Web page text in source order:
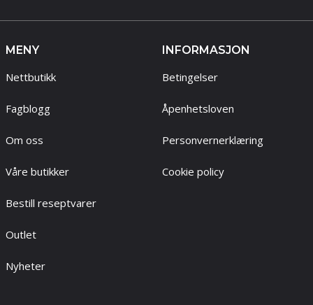
MENY
Nettbutikk
Fagblogg
Om oss
Våre butikker
Bestill reseptvarer
Outlet
Nyheter
INFORMASJON
Betingelser
Åpenhetsloven
Personvernerklæring
Cookie policy